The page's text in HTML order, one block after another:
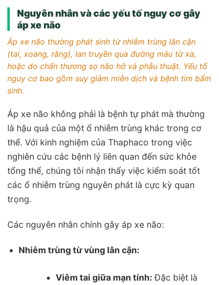
Nguyên nhân và các yếu tố nguy cơ gây
áp xe não
Áp xe não thường phát sinh từ nhiễm trùng lân cận
(tai, xoang, răng), lan truyền qua đường máu từ xa,
hoặc do chấn thương sọ não hở và phẫu thuật. Yếu tố
nguy cơ bao gồm suy giảm miễn dịch và bệnh tim bẩm
sinh.
Áp xe não không phải là bệnh tự phát mà thường
là hậu quả của một ổ nhiễm trùng khác trong cơ
thể. Với kinh nghiệm của Thaphaco trong việc
nghiên cứu các bệnh lý liên quan đến sức khỏe
tổng thể, chúng tôi nhận thấy việc kiểm soát tốt
các ổ nhiễm trùng nguyên phát là cực kỳ quan
trọng.
Các nguyên nhân chính gây áp xe não:
Nhiễm trùng từ vùng lân cận:
Viêm tai giữa mạn tính: Đặc biệt là